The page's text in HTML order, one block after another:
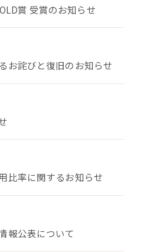
賞 受賞のお知らせ
お詫びと復旧のお知らせ
比率に関するお知らせ
報公表について